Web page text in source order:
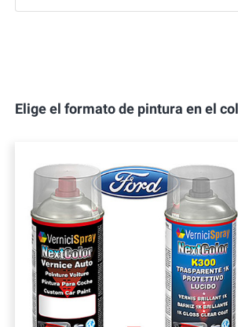
Elige el formato de pintura en el